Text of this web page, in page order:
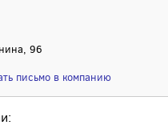
96
письмо в компанию